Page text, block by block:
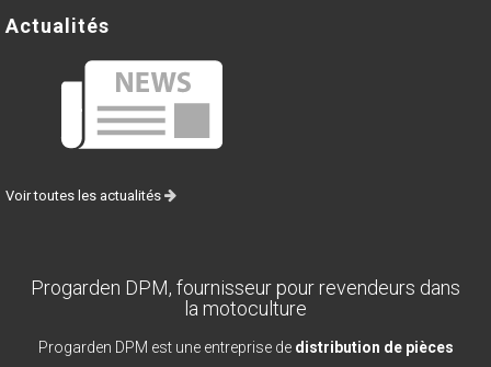
Actualités
Voir toutes les actualités
Progarden DPM, fournisseur pour revendeurs dans
la motoculture
Progarden DPM est une entreprise de distribution de pièces